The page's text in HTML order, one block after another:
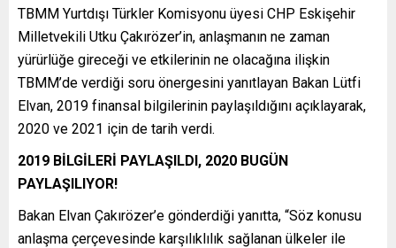
TBMM Yurtdışı Türkler Komisyonu üyesi CHP Eskişehir
Milletvekili Utku Çakırözer’in, anlaşmanın ne zaman
yürürlüğe gireceği ve etkilerinin ne olacağına ilişkin
TBMM’de verdiği soru önergesini yanıtlayan Bakan Lütfi
Elvan, 2019 finansal bilgilerinin paylaşıldığını açıklayarak,
2020 ve 2021 için de tarih verdi.
2019 BİLGİLERİ PAYLAŞILDI, 2020 BUGÜN
PAYLAŞILIYOR!
Bakan Elvan Çakırözer’e gönderdiği yanıtta, “Söz konusu
anlaşma çerçevesinde karşılıklılık sağlanan ülkeler ile